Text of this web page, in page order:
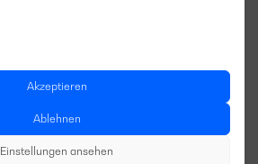
Akzeptieren
Ablehnen
Einstellungen ansehen